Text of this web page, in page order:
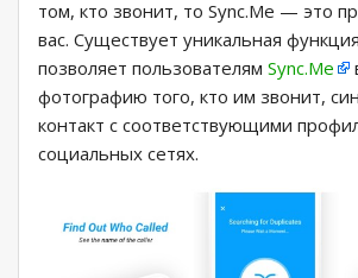
том, кто звонит, то Sync.Me — это
вас. Существует уникальная
позволяет пользователям Sync.Me
фотографию того, кто им звонит,
контакт с соответствующими
социальных сетях.